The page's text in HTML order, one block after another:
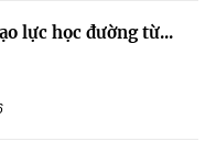
lực học đường từ...